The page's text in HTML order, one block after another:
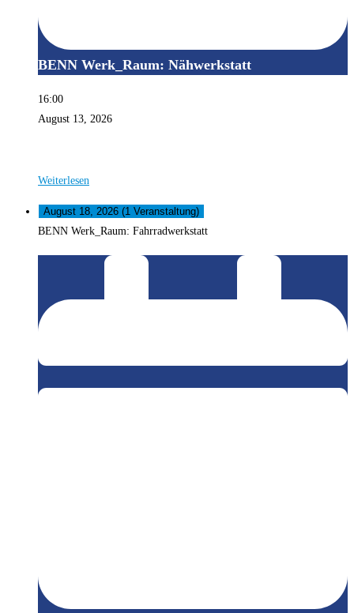
BENN Werk_Raum: Nähwerkstatt
16:00
August 13, 2026
Weiterlesen
August 18, 2026 (1 Veranstaltung)
BENN Werk_Raum: Fahrradwerkstatt